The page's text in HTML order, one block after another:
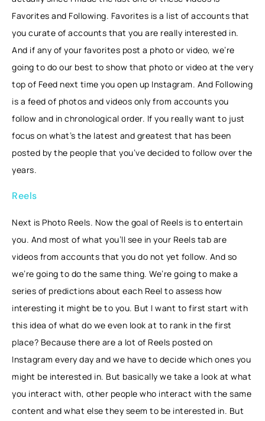
Favorites and Following. Favorites is a list of accounts that
you curate of accounts that you are really interested in.
And if any of your favorites post a photo or video, we’re
going to do our best to show that photo or video at the very
top of Feed next time you open up Instagram. And Following
is a feed of photos and videos only from accounts you
follow and in chronological order. If you really want to just
focus on what’s the latest and greatest that has been
posted by the people that you’ve decided to follow over the
years.
Reels
Next is Photo Reels. Now the goal of Reels is to entertain
you. And most of what you’ll see in your Reels tab are
videos from accounts that you do not yet follow. And so
we’re going to do the same thing. We’re going to make a
series of predictions about each Reel to assess how
interesting it might be to you. But I want to first start with
this idea of what do we even look at to rank in the first
place? Because there are a lot of Reels posted on
Instagram every day and we have to decide which ones you
might be interested in. But basically we take a look at what
you interact with, other people who interact with the same
content and what else they seem to be interested in. But